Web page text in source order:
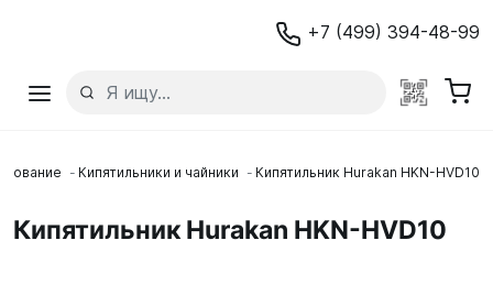
+7 (499) 394-48-99
Кипятильники и чайники Кипятильник Hurakan HKN-HVD10
Кипятильник Hurakan HKN-HVD10